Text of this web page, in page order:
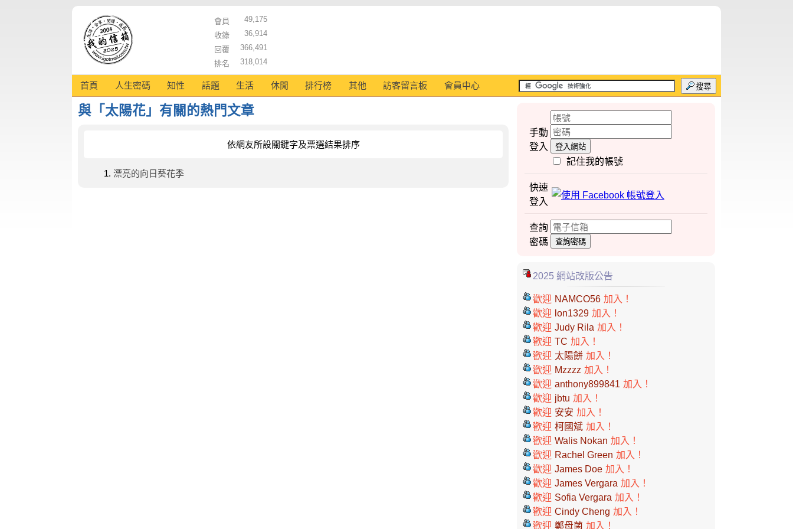
會員
49,175
收錄
36,914
回覆
366,491
排名
318,014
首頁 人生密碼 知性 話題 生活 休閒 排行榜 其他 訪客留言板 會員中心 搜尋
與「太陽花」有關的熱門文章
依網友所設關鍵字及票選結果排序
漂亮的向日葵花季
手動
登入
登入網站
記住我的帳號
快速
登入
查詢
密碼
查詢密碼
2025 網站改版公告
歡迎 NAMCO56 加入！
歡迎 lon1329 加入！
歡迎 Judy Rila 加入！
歡迎 TC 加入！
歡迎 太陽餅 加入！
歡迎 Mzzzz 加入！
歡迎 anthony899841 加入！
歡迎 jbtu 加入！
歡迎 安安 加入！
歡迎 柯國斌 加入！
歡迎 Walis Nokan 加入！
歡迎 Rachel Green 加入！
歡迎 James Doe 加入！
歡迎 James Vergara 加入！
歡迎 Sofia Vergara 加入！
歡迎 Cindy Cheng 加入！
歡迎 鄭母菌 加入！